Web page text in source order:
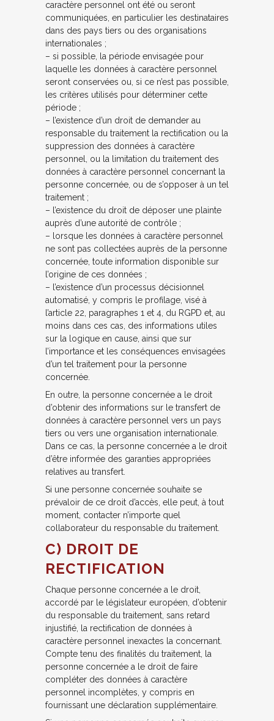
caractère personnel ont été ou seront
communiquées, en particulier les destinataires
dans des pays tiers ou des organisations
internationales ;
– si possible, la période envisagée pour
laquelle les données à caractère personnel
seront conservées ou, si ce n’est pas possible,
les critères utilisés pour déterminer cette
période ;
– l’existence d’un droit de demander au
responsable du traitement la rectification ou la
suppression des données à caractère
personnel, ou la limitation du traitement des
données à caractère personnel concernant la
personne concernée, ou de s’opposer à un tel
traitement ;
– l’existence du droit de déposer une plainte
auprès d’une autorité de contrôle ;
– lorsque les données à caractère personnel
ne sont pas collectées auprès de la personne
concernée, toute information disponible sur
l’origine de ces données ;
– l’existence d’un processus décisionnel
automatisé, y compris le profilage, visé à
l’article 22, paragraphes 1 et 4, du RGPD et, au
moins dans ces cas, des informations utiles
sur la logique en cause, ainsi que sur
l’importance et les conséquences envisagées
d’un tel traitement pour la personne
concernée.
En outre, la personne concernée a le droit
d’obtenir des informations sur le transfert de
données à caractère personnel vers un pays
tiers ou vers une organisation internationale.
Dans ce cas, la personne concernée a le droit
d’être informée des garanties appropriées
relatives au transfert.
Si une personne concernée souhaite se
prévaloir de ce droit d’accès, elle peut, à tout
moment, contacter n’importe quel
collaborateur du responsable du traitement.
C) DROIT DE
RECTIFICATION
Chaque personne concernée a le droit,
accordé par le législateur européen, d’obtenir
du responsable du traitement, sans retard
injustifié, la rectification de données à
caractère personnel inexactes la concernant.
Compte tenu des finalités du traitement, la
personne concernée a le droit de faire
compléter des données à caractère
personnel incomplètes, y compris en
fournissant une déclaration supplémentaire.